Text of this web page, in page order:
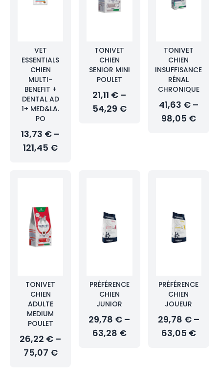
VET
ESSENTIALS
CHIEN
MULTI-
BENEFIT +
DENTAL AD
1+ MED&LA.
PO
13,73 € –
121,45 €
TONIVET
CHIEN
SENIOR MINI
POULET
21,11 € –
54,29 €
TONIVET
CHIEN
INSUFFISANCE
RÉNAL
CHRONIQUE
41,63 € –
98,05 €
TONIVET
CHIEN
ADULTE
MEDIUM
POULET
26,22 € –
75,07 €
PRÉFÉRENCE
CHIEN
JUNIOR
29,78 € –
63,28 €
PRÉFÉRENCE
CHIEN
JOUEUR
29,78 € –
63,05 €